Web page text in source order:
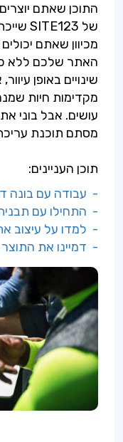
התוכן שאתם
מכיוון שאתם
האתר שלכם ללא
שינויים באופן
מקדימות חיות
מסתם תוכנת
תוכן העניינים:
- עבודה עם בונה
- התחילו עם
- למדו על עיצוב
- דמיינו את התוצר